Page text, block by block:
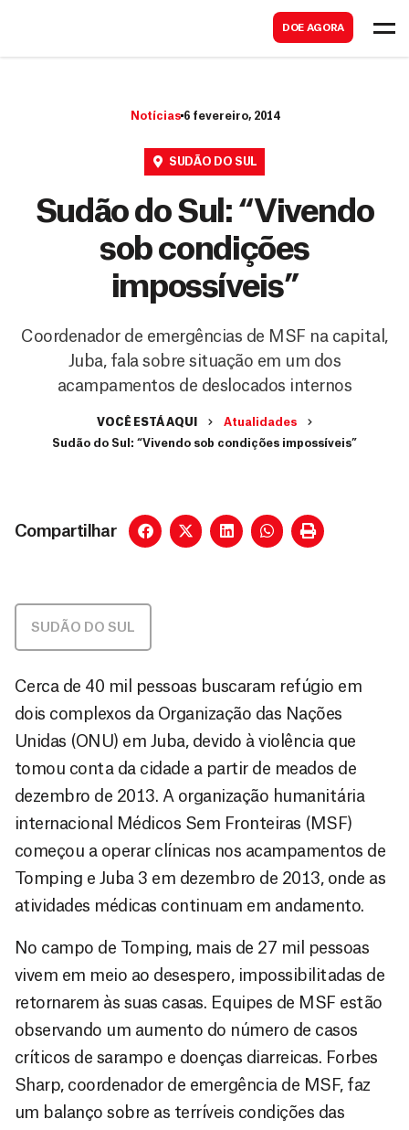
DOE AGORA
Notícias 6 fevereiro, 2014
SUDÃO DO SUL
Sudão do Sul: “Vivendo
sob condições
impossíveis”
Coordenador de emergências de MSF na capital,
Juba, fala sobre situação em um dos
acampamentos de deslocados internos
VOCÊ ESTÁ AQUI
Atualidades
Sudão do Sul: “Vivendo sob condições impossíveis”
Compartilhar
SUDÃO DO SUL
Cerca de 40 mil pessoas buscaram refúgio em
dois complexos da Organização das Nações
Unidas (ONU) em Juba, devido à violência que
tomou conta da cidade a partir de meados de
dezembro de 2013. A organização humanitária
internacional Médicos Sem Fronteiras (MSF)
começou a operar clínicas nos acampamentos de
Tomping e Juba 3 em dezembro de 2013, onde as
atividades médicas continuam em andamento.
No campo de Tomping, mais de 27 mil pessoas
vivem em meio ao desespero, impossibilitadas de
retornarem às suas casas. Equipes de MSF estão
observando um aumento do número de casos
críticos de sarampo e doenças diarreicas. Forbes
Sharp, coordenador de emergência de MSF, faz
um balanço sobre as terríveis condições das
a
r